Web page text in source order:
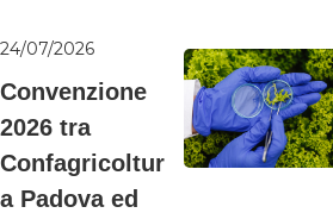
24/07/2026
Convenzione
2026 tra
Confagricoltur
a Padova ed